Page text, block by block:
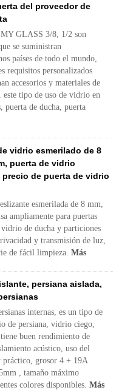
del proveedor de
GLASS 3/8, 1/2 son
se suministran
países de todo el mundo,
requisitos personalizados
accesorios y materiales de
este tipo de uso de vidrio en
puerta de ducha, puerta
vidrio esmerilado de 8
puerta de vidrio
de puerta de vidrio
esmerilada de 8 mm,
ampliamente para puertas
de ducha y particiones
y transmisión de luz,
de fácil limpieza. Más
persiana aislada,
internas, es un tipo de
de persiana, vidrio ciego,
buen rendimiento de
acústico, uso del
práctico, grosor 4 + 19A
, tamaño máximo
colores disponibles. Más